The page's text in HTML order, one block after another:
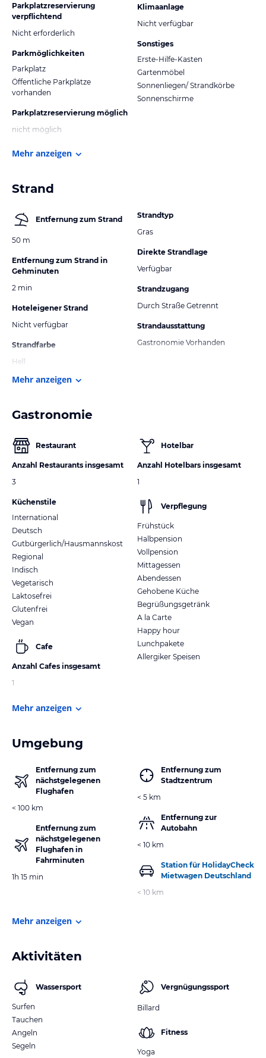
Parkplatzreservierung
verpflichtend
Nicht erforderlich
Parkmöglichkeiten
Parkplatz
Öffentliche Parkplätze
vorhanden
Parkplatzreservierung möglich
nicht möglich
Klimaanlage
Nicht verfügbar
Sonstiges
Erste-Hilfe-Kasten
Gartenmöbel
Sonnenliegen/ Strandkörbe
Sonnenschirme
Mehr anzeigen
Strand
Entfernung zum Strand
50 m
Entfernung zum Strand in
Gehminuten
2 min
Hoteleigener Strand
Nicht verfügbar
Strandfarbe
Hell
Strandtyp
Gras
Direkte Strandlage
Verfügbar
Strandzugang
Durch Straße Getrennt
Strandausstattung
Gastronomie Vorhanden
Mehr anzeigen
Gastronomie
Restaurant
Anzahl Restaurants insgesamt
3
Küchenstile
International
Deutsch
Gutbürgerlich/Hausmannskost
Regional
Indisch
Vegetarisch
Laktosefrei
Glutenfrei
Vegan
Cafe
Anzahl Cafes insgesamt
1
Hotelbar
Anzahl Hotelbars insgesamt
1
Verpflegung
Frühstück
Halbpension
Vollpension
Mittagessen
Abendessen
Gehobene Küche
Begrüßungsgetränk
A la Carte
Happy hour
Lunchpakete
Allergiker Speisen
Mehr anzeigen
Umgebung
Entfernung zum
nächstgelegenen
Flughafen
< 100 km
Entfernung zum
nächstgelegenen
Flughafen in
Fahrminuten
1h 15 min
Entfernung zum
Stadtzentrum
< 5 km
Entfernung zur
Autobahn
< 10 km
Station für HolidayCheck
Mietwagen Deutschland
< 10 km
Mehr anzeigen
Aktivitäten
Wassersport
Surfen
Tauchen
Angeln
Segeln
Vergnügungssport
Billard
Fitness
Yoga